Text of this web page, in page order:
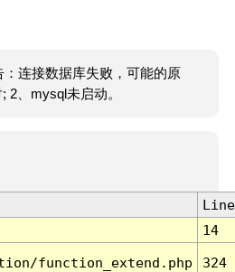
：连接数据库失败，可能的原
2、mysql未启动。
Line
14
function_extend.php 324